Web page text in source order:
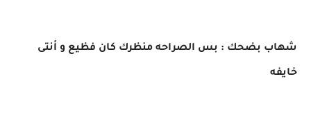
شهاب بضحك : بس الصراحه منظرك كان فظيع و أنتى
خايفه